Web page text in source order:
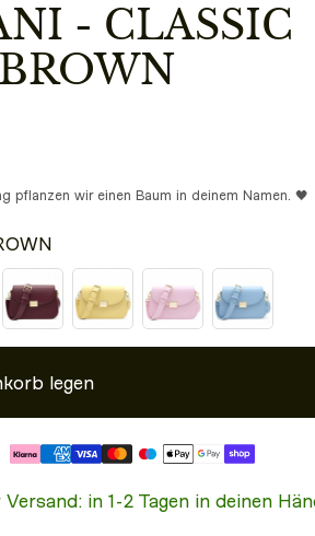
- CLASSIC
pflanzen wir einen Baum in deinem Namen. 🖤
legen
in 1-2 Tagen in deinen